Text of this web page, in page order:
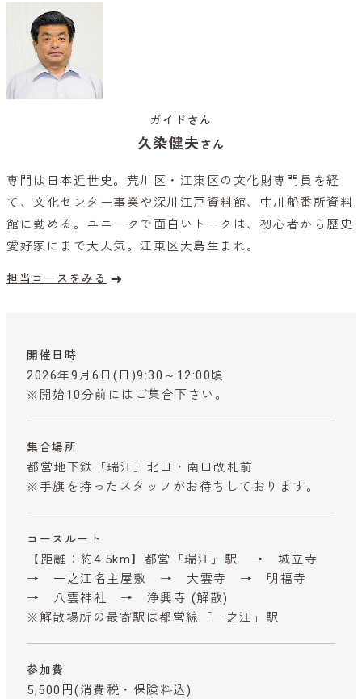
ガイドさん
久染健夫 さん
専門は日本近世史。荒川区・江東区の文化財専門員を経
て、文化センター事業や深川江戸資料館、中川船番所資料
館に勤める。ユニークで面白いトークは、初心者から歴史
愛好家にまで大人気。江東区大島生まれ。
担当コースをみる
開催日時
2026年9月6日(日)9:30～12:00頃
※開始10分前にはご集合下さい。
集合場所
都営地下鉄「瑞江」北口・南口改札前
※手旗を持ったスタッフがお待ちしております。
コースルート
【距離：約4.5km】都営「瑞江」駅 → 城立寺
→ 一之江名主屋敷 → 大雲寺 → 明福寺
→ 八雲神社 → 浄興寺 (解散)
※解散場所の最寄駅は都営線「一之江」駅
参加費
5,500円 (消費税・保険料込)